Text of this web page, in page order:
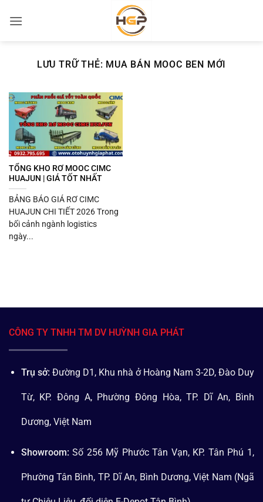
qua
LƯU TRỮ THẺ: MUA BÁN MOOC BEN MỚI
TỔNG KHO RƠ MOOC CIMC
HUAJUN | GIÁ TỐT NHẤT
BẢNG BÁO GIÁ RƠ CIMC
HUAJUN CHI TIẾT 2026 Trong
bối cảnh ngành logistics
ngày...
CÔNG TY TNHH TM DV HUỲNH GIA PHÁT
Trụ sở: Đường D1, Khu nhà ở Hoàng Nam 3-2D, Đào Duy
Từ, KP. Đông A, Phường Đông Hòa, TP. Dĩ An, Bình
Dương, Việt Nam
Showroom: Số 256 Mỹ Phước Tân Vạn, KP. Tân Phú 1,
Phường Tân Bình, TP. Dĩ An, Bình Dương, Việt Nam (Ngã